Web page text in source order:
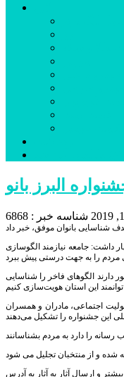
البرز بانو
شناسه خبر : 6868
داشت: جامعه نیازمند الگوسازی
دارند الگوهای فاخر را شناسایی
اجتماعی، مادران و همسران